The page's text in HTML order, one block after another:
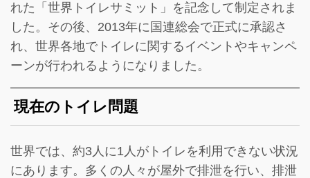
れた「世界トイレサミット」を記念して制定されま
した。その後、2013年に国連総会で正式に承認さ
れ、世界各地でトイレに関するイベントやキャンペ
ーンが行われるようになりました。
現在のトイレ問題
世界では、約3人に1人がトイレを利用できない状況
にあります。多くの人々が屋外で排泄を行い、排泄